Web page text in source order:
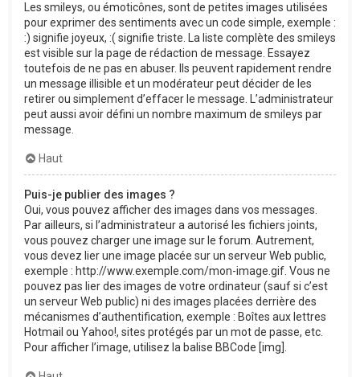
Les smileys, ou émoticônes, sont de petites images utilisées
pour exprimer des sentiments avec un code simple, exemple :
:) signifie joyeux, :( signifie triste. La liste complète des smileys
est visible sur la page de rédaction de message. Essayez
toutefois de ne pas en abuser. Ils peuvent rapidement rendre
un message illisible et un modérateur peut décider de les
retirer ou simplement d’effacer le message. L’administrateur
peut aussi avoir défini un nombre maximum de smileys par
message.
Haut
Puis-je publier des images ?
Oui, vous pouvez afficher des images dans vos messages.
Par ailleurs, si l’administrateur a autorisé les fichiers joints,
vous pouvez charger une image sur le forum. Autrement,
vous devez lier une image placée sur un serveur Web public,
exemple : http://www.exemple.com/mon-image.gif. Vous ne
pouvez pas lier des images de votre ordinateur (sauf si c’est
un serveur Web public) ni des images placées derrière des
mécanismes d’authentification, exemple : Boîtes aux lettres
Hotmail ou Yahoo!, sites protégés par un mot de passe, etc.
Pour afficher l’image, utilisez la balise BBCode [img].